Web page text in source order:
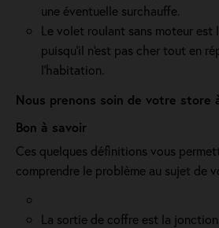
une éventuelle surchauffe.
Le volet roulant sans moteur est
puisqu'il n'est pas cher tout en
l'habitation.
Nous prenons soin de votre store
Bon à savoir
Ces quelques définitions vous
comprendre le problème au sujet de
La sortie de coffre est la jonction